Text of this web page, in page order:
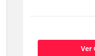
Ver